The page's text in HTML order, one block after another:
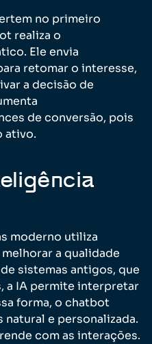
no primeiro
realiza o
Ele envia
retomar o interesse,
a decisão de
de conversão, pois
ativo.
moderno utiliza
a qualidade
sistemas antigos, que
a IA permite interpretar
forma, o chatbot
natural e personalizada.
com as interações.